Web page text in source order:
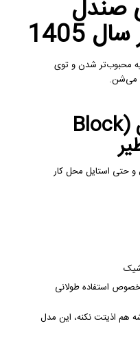
صندل
1405
محبوب‌تر شدن و توی
می‌شن.
1) صندل پاشنه‌پهن (Block
و حتی استایل محل کار
استفاده طولانی
هم اذیتت نکنه، این مدل